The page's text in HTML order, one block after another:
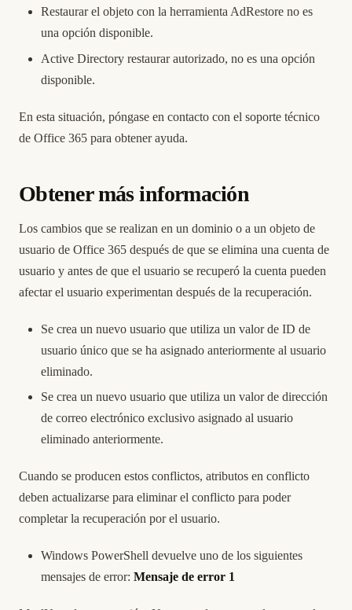
Restaurar el objeto con la herramienta AdRestore no es
una opción disponible.
Active Directory restaurar autorizado, no es una opción
disponible.
En esta situación, póngase en contacto con el soporte técnico
de Office 365 para obtener ayuda.
Obtener más información
Los cambios que se realizan en un dominio o a un objeto de
usuario de Office 365 después de que se elimina una cuenta de
usuario y antes de que el usuario se recuperó la cuenta pueden
afectar el usuario experimentan después de la recuperación.
Se crea un nuevo usuario que utiliza un valor de ID de
usuario único que se ha asignado anteriormente al usuario
eliminado.
Se crea un nuevo usuario que utiliza un valor de dirección
de correo electrónico exclusivo asignado al usuario
eliminado anteriormente.
Cuando se producen estos conflictos, atributos en conflicto
deben actualizarse para eliminar el conflicto para poder
completar la recuperación por el usuario.
Windows PowerShell devuelve uno de los siguientes
mensajes de error: Mensaje de error 1